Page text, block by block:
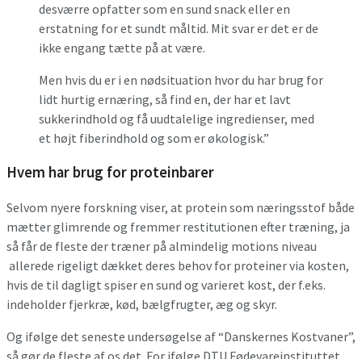
desværre opfatter som en sund snack eller en
erstatning for et sundt måltid. Mit svar er det er de
ikke engang tætte på at være.
Men hvis du er i en nødsituation hvor du har brug for
lidt hurtig ernæring, så find en, der har et lavt
sukkerindhold og få uudtalelige ingredienser, med
et højt fiberindhold og som er økologisk.”
Hvem har brug for proteinbarer
Selvom nyere forskning viser, at protein som næringsstof både
mætter glimrende og fremmer restitutionen efter træning, ja
så får de fleste der træner på almindelig motions niveau
allerede rigeligt dækket deres behov for proteiner via kosten,
hvis de til dagligt spiser en sund og varieret kost, der f.eks.
indeholder fjerkræ, kød, bælgfrugter, æg og skyr.
Og ifølge det seneste undersøgelse af “Danskernes Kostvaner”,
så gør de fleste af os det. For ifølge DTU Fødevareinstituttet,